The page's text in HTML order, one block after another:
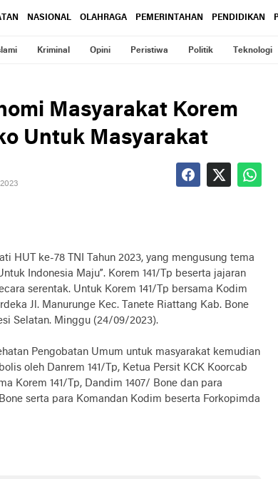
NASIONAL OLAHRAGA PEMERINTAHAN PENDIDIKAN
Kriminal Opini Peristiwa Politik Teknologi
Masyarakat Korem
Untuk Masyarakat
HUT ke-78 TNI Tahun 2023, yang mengusung tema
Indonesia Maju”. Korem 141/Tp beserta jajaran
serentak. Untuk Korem 141/Tp bersama Kodim
Jl. Manurunge Kec. Tanete Riattang Kab. Bone
Selatan. Minggu (24/09/2023).
Pengobatan Umum untuk masyarakat kemudian
oleh Danrem 141/Tp, Ketua Persit KCK Koorcab
Korem 141/Tp, Dandim 1407/ Bone dan para
serta para Komandan Kodim beserta Forkopimda